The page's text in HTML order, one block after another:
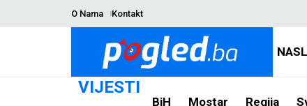
O Nama Kontakt
VIJESTI
BiH Mostar Regija